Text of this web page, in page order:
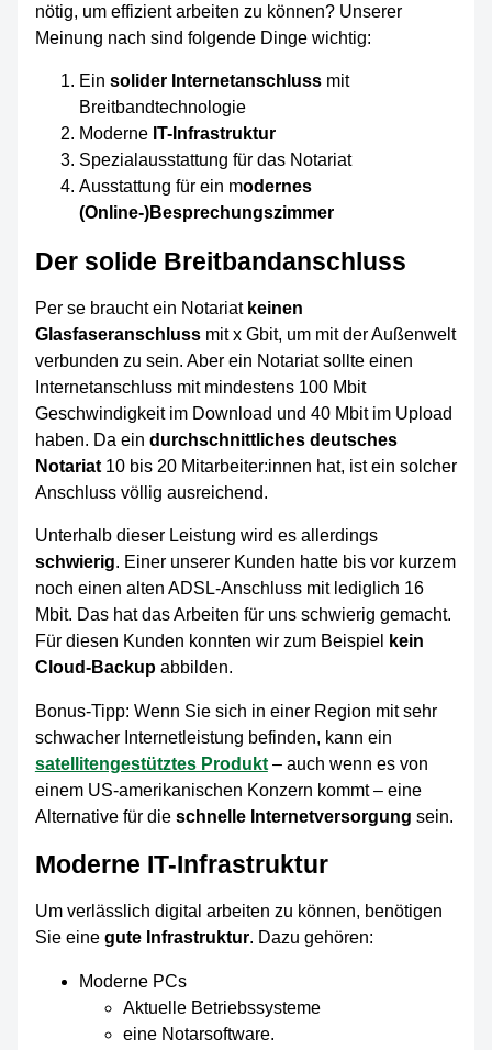
nötig, um effizient arbeiten zu können? Unserer
Meinung nach sind folgende Dinge wichtig:
Ein solider Internetanschlussmit
Breitbandtechnologie
ModerneIT-Infrastruktur
Spezialausstattung für das Notariat
Ausstattung für ein modernes
(Online-)Besprechungszimmer
Der solide Breitbandanschluss
Per se braucht ein Notariat keinen
Glasfaseranschlussmit x Gbit, um mit der Außenwelt
verbunden zu sein. Aber ein Notariat sollte einen
Internetanschluss mit mindestens 100 Mbit
Geschwindigkeit im Download und 40 Mbit im Upload
haben. Da ein durchschnittliches deutsches
Notariat10 bis 20 Mitarbeiter:innen hat, ist ein solcher
Anschluss völlig ausreichend.
Unterhalb dieser Leistung wird es allerdings
schwierig. Einer unserer Kunden hatte bis vor kurzem
noch einen alten ADSL-Anschluss mit lediglich 16
Mbit. Das hat das Arbeiten für uns schwierig gemacht.
Für diesen Kunden konnten wir zum Beispiel
kein
Cloud-Backupabbilden.
Bonus-Tipp: Wenn Sie sich in einer Region mit sehr
schwacher Internetleistung befinden, kann ein
satellitengestütztes Produkt– auch wenn es von
einem US-amerikanischen Konzern kommt – eine
Alternative für die schnelle Internetversorgung sein.
Moderne IT-Infrastruktur
Um verlässlich digital arbeiten zu können, benötigen
Sie eine gute Infrastruktur. Dazu gehören:
Moderne PCs
Aktuelle Betriebssysteme
eine Notarsoftware.